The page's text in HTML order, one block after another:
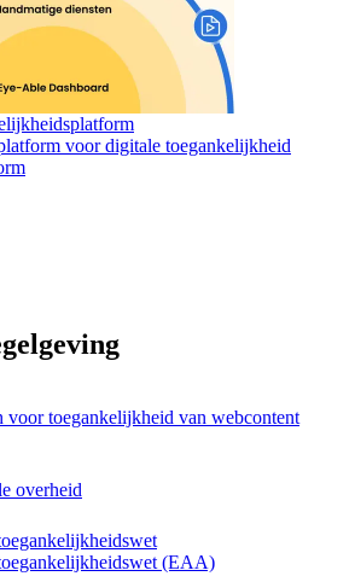
voor digitale toegankelijkheid
voor toegankelijkheid van webcontent
overheid
(EAA)